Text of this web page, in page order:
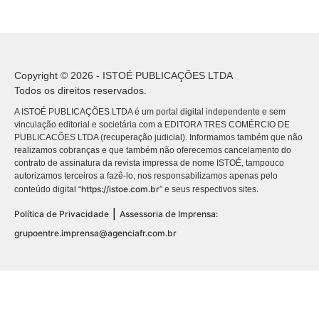
Copyright © 2026 - ISTOÉ PUBLICAÇÕES LTDA
Todos os direitos reservados.
A ISTOÉ PUBLICAÇÕES LTDA é um portal digital independente e sem
vinculação editorial e societária com a EDITORA TRES COMÉRCIO DE
PUBLICACÕES LTDA (recuperação judicial). Informamos também que não
realizamos cobranças e que também não oferecemos cancelamento do
contrato de assinatura da revista impressa de nome ISTOÉ, tampouco
autorizamos terceiros a fazê-lo, nos responsabilizamos apenas pelo
conteúdo digital “https://istoe.com.br” e seus respectivos sites.
Política de Privacidade
Assessoria de Imprensa:
grupoentre.imprensa@agenciafr.com.br